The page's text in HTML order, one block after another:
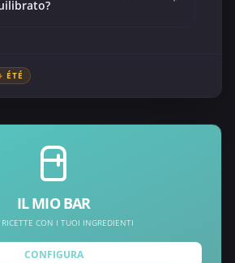
ÉTÉ
IL MIO BAR
RICETTE CON I TUOI INGREDIENTI
CONFIGURA